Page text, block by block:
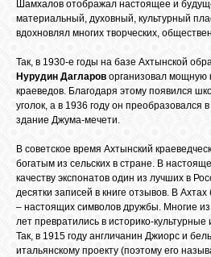
Шамхалов отображал настоящее и
материальный, духовный, культурный
вдохновлял многих творческих,
Так, в 1930-е годы на базе Ахтынской
Нурудин Дагларов организовал мощную
краеведов. Благодаря этому появился
уголок, а в 1936 году он преобразовался
здание Джума-мечети.
В советское время Ахтынский
богатым из сельских в стране. В
качеству экспонатов один из лучших в
десятки записей в книге отзывов. В
– настоящих символов дружбы. Многие
лет превратились в историко-культурные
Так, в 1915 году англичанин Джиорс и
итальянскому проекту (поэтому его